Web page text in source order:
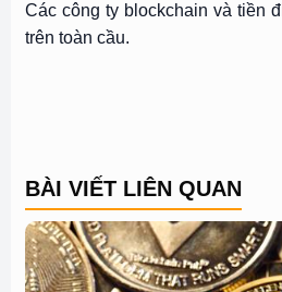
Các công ty blockchain và tiền
trên toàn cầu.
BÀI VIẾT LIÊN QUAN